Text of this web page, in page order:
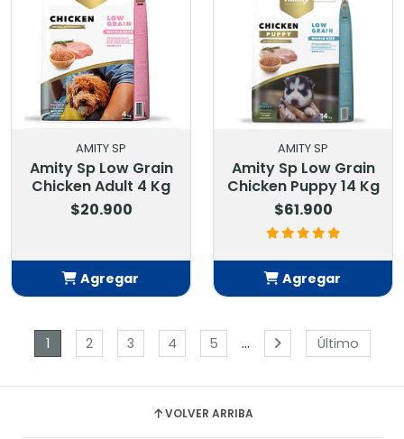
AMITY SP
Amity Sp Low Grain
Chicken Adult 4 Kg
$20.900
Agregar
AMITY SP
Amity Sp Low Grain
Chicken Puppy 14 Kg
$61.900
Agregar
1
2 3 4 5 ... Último
VOLVER ARRIBA